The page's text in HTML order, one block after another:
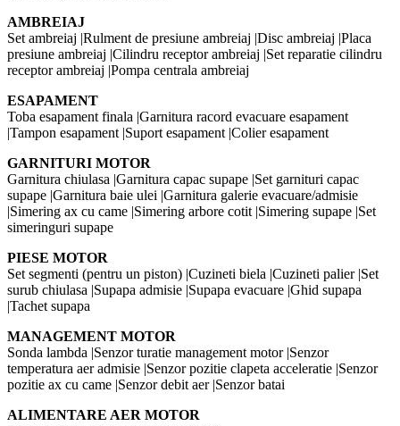
AMBREIAJ
Set ambreiaj |Rulment de presiune ambreiaj |Disc ambreiaj |Placa
presiune ambreiaj |Cilindru receptor ambreiaj |Set reparatie cilindru
receptor ambreiaj |Pompa centrala ambreiaj
ESAPAMENT
Toba esapament finala |Garnitura racord evacuare esapament
|Tampon esapament |Suport esapament |Colier esapament
GARNITURI MOTOR
Garnitura chiulasa |Garnitura capac supape |Set garnituri capac
supape |Garnitura baie ulei |Garnitura galerie evacuare/admisie
|Simering ax cu came |Simering arbore cotit |Simering supape |Set
simeringuri supape
PIESE MOTOR
Set segmenti (pentru un piston) |Cuzineti biela |Cuzineti palier |Set
surub chiulasa |Supapa admisie |Supapa evacuare |Ghid supapa
|Tachet supapa
MANAGEMENT MOTOR
Sonda lambda |Senzor turatie management motor |Senzor
temperatura aer admisie |Senzor pozitie clapeta acceleratie |Senzor
pozitie ax cu came |Senzor debit aer |Senzor batai
ALIMENTARE AER MOTOR